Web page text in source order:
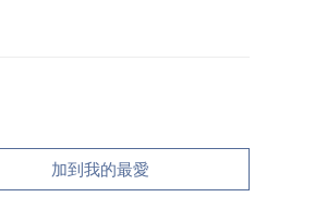
加到我的最愛